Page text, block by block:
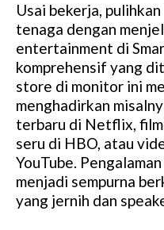
Usai bekerja,
tenaga dengan
entertainment di
komprehensif yang
store di monitor ini
menghadirkan
terbaru di Netflix,
seru di HBO, atau
YouTube.
menjadi sempurna
yang jernih dan